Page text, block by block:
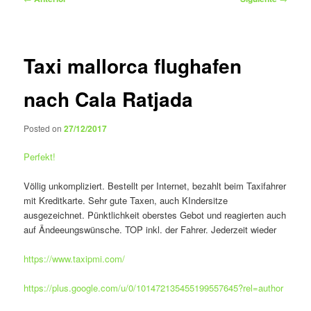
Taxi mallorca flughafen
nach Cala Ratjada
Posted on27/12/2017
Perfekt!
Völlig unkompliziert. Bestellt per Internet, bezahlt beim Taxifahrer
mit Kreditkarte. Sehr gute Taxen, auch KIndersitze
ausgezeichnet. Pünktlichkeit oberstes Gebot und reagierten auch
auf Ändeeungswünsche. TOP inkl. der Fahrer. Jederzeit wieder
https://www.taxipmi.com/
https://plus.google.com/u/0/101472135455199557645?rel=author